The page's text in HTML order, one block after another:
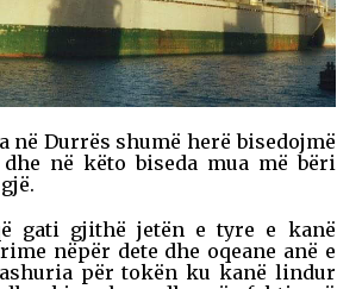
në Durrës shumë herë bisedojmë
në këto biseda mua më bëri
gati gjithë jetën e tyre e kanë
nëpër dete dhe oqeane anë e
për tokën ku kanë lindur